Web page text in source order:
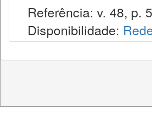
Referência: v. 48, p.
Disponibilidade: